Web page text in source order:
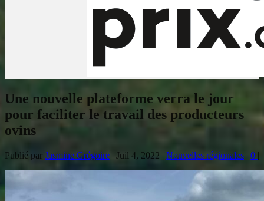
Une nouvelle plateforme verra le jour
pour faciliter le travail des producteurs
ovins
Publié par Jasmine Grégoire | Juil 4, 2022 | Nouvelles régionales | 0 |